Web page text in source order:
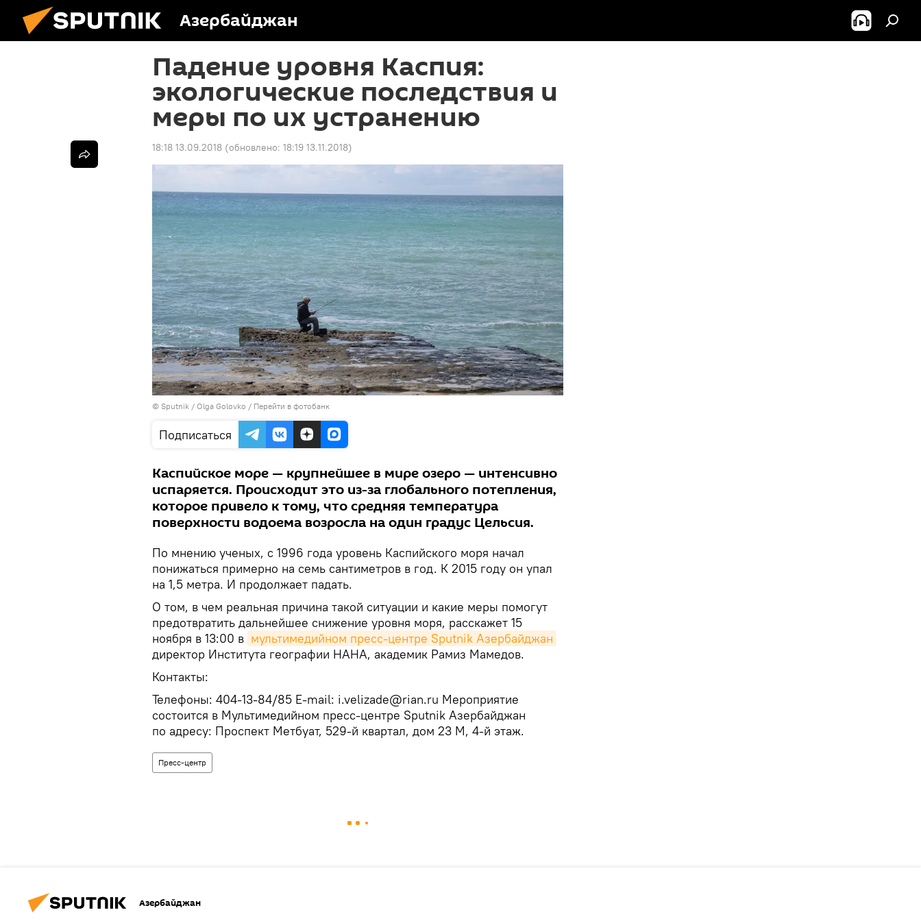
Азербайджан
Падение уровня Каспия:
экологические последствия и
меры по их устранению
18:18 13.09.2018 (обновлено: 18:19 13.11.2018)
© Sputnik / Olga Golovko / Перейти в фотобанк
Подписаться
Каспийское море — крупнейшее в мире озеро — интенсивно
испаряется. Происходит это из-за глобального потепления,
которое привело к тому, что средняя температура
поверхности водоема возросла на один градус Цельсия.
По мнению ученых, с 1996 года уровень Каспийского моря начал
понижаться примерно на семь сантиметров в год. К 2015 году он упал
на 1,5 метра. И продолжает падать.
О том, в чем реальная причина такой ситуации и какие меры помогут
предотвратить дальнейшее снижение уровня моря, расскажет 15
ноября в 13:00 в мультимедийном пресс-центре Sputnik Азербайджан
директор Института географии НАНА, академик Рамиз Мамедов.
Контакты:
Телефоны: 404-13-84/85 E-mail: i.velizade@rian.ru Мероприятие
состоится в Мультимедийном пресс-центре Sputnik Азербайджан
по адресу: Проспект Метбуат, 529-й квартал, дом 23 М, 4-й этаж.
Пресс-центр
Азербайджан